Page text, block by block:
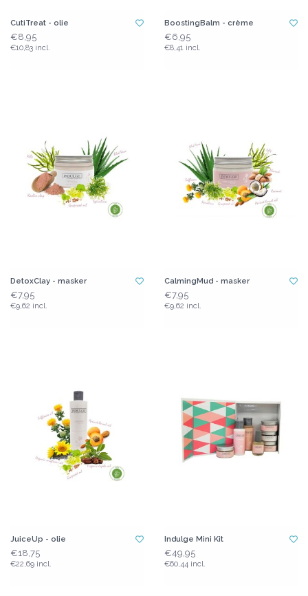
CutiTreat - olie
€8,95
€10,83 incl.
BoostingBalm - crème
€6,95
€8,41 incl.
DetoxClay - masker
€7,95
€9,62 incl.
CalmingMud - masker
€7,95
€9,62 incl.
JuiceUp - olie
€18,75
€22,69 incl.
Indulge Mini Kit
€49,95
€60,44 incl.